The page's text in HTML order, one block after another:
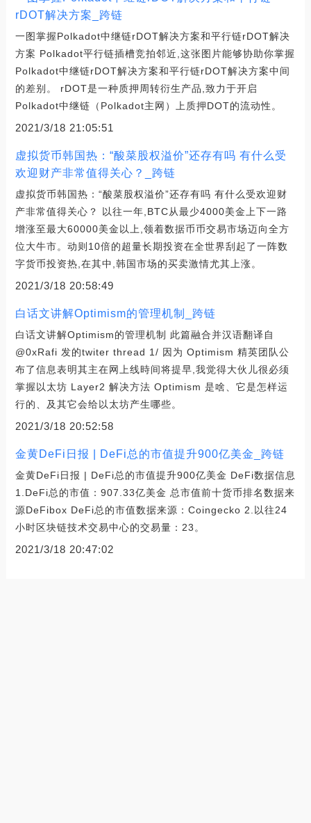
rDOT解决方案_跨链
一图掌握Polkadot中继链rDOT解决方案和平行链rDOT解决
方案 Polkadot平行链插槽竞拍邻近,这张图片能够协助你掌握
Polkadot中继链rDOT解决方案和平行链rDOT解决方案中间
的差别。 rDOT是一种质押周转衍生产品,致力于开启
Polkadot中继链（Polkadot主网）上质押DOT的流动性。
2021/3/18 21:05:51
虚拟货币韩国热：“酸菜股权溢价”还存有吗 有什么受
欢迎财产非常值得关心？_跨链
虚拟货币韩国热：“酸菜股权溢价”还存有吗 有什么受欢迎财
产非常值得关心？ 以往一年,BTC从最少4000美金上下一路
增涨至最大60000美金以上,领着数据币币交易市场迈向全方
位大牛市。动则10倍的超量长期投资在全世界刮起了一阵数
字货币投资热,在其中,韩国市场的买卖激情尤其上涨。
2021/3/18 20:58:49
白话文讲解Optimism的管理机制_跨链
白话文讲解Optimism的管理机制 此篇融合并汉语翻译自
@0xRafi 发的twiter thread 1/ 因为 Optimism 精英团队公
布了信息表明其主在网上线時间将提早,我觉得大伙儿很必须
掌握以太坊 Layer2 解决方法 Optimism 是啥、它是怎样运
行的、及其它会给以太坊产生哪些。
2021/3/18 20:52:58
金黄DeFi日报 | DeFi总的市值提升900亿美金_跨链
金黄DeFi日报 | DeFi总的市值提升900亿美金 DeFi数据信息
1.DeFi总的市值：907.33亿美金 总市值前十货币排名数据来
源DeFibox DeFi总的市值数据来源：Coingecko 2.以往24
小时区块链技术交易中心的交易量：23。
2021/3/18 20:47:02